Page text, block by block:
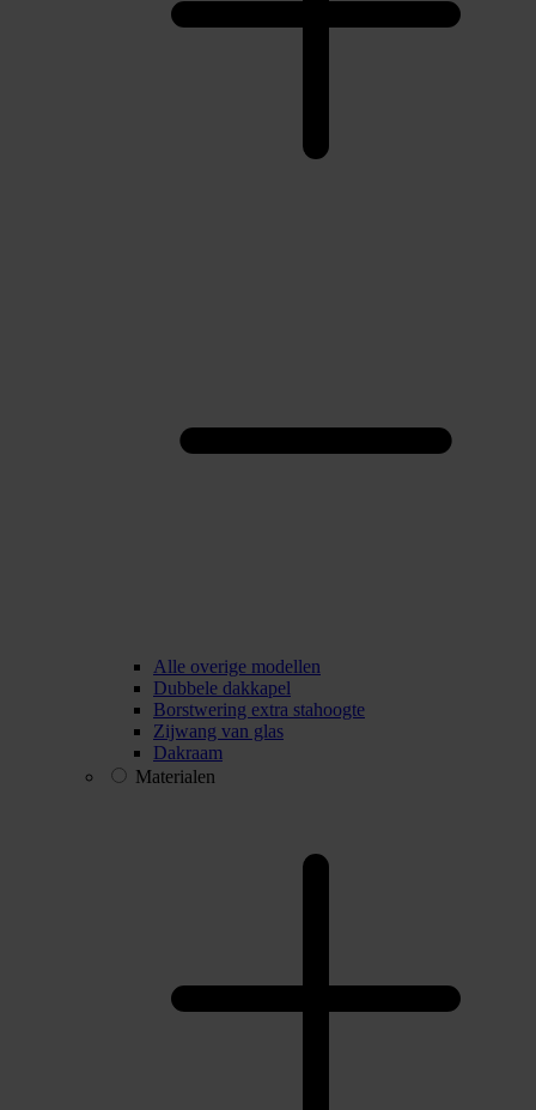
Alle overige modellen
Dubbele dakkapel
Borstwering extra stahoogte
Zijwang van glas
Dakraam
Materialen